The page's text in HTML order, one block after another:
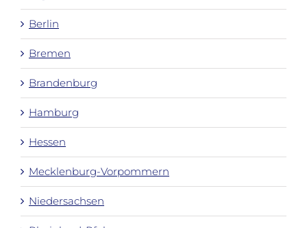
Berlin
Bremen
Brandenburg
Hamburg
Hessen
Mecklenburg-Vorpommern
Niedersachsen